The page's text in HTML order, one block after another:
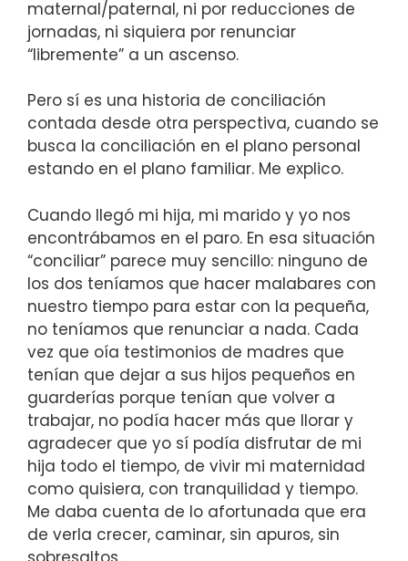
maternal/paternal, ni por reducciones de
jornadas, ni siquiera por renunciar
“libremente” a un ascenso.
Pero sí es una historia de conciliación
contada desde otra perspectiva, cuando se
busca la conciliación en el plano personal
estando en el plano familiar. Me explico.
Cuando llegó mi hija, mi marido y yo nos
encontrábamos en el paro. En esa situación
“conciliar” parece muy sencillo: ninguno de
los dos teníamos que hacer malabares con
nuestro tiempo para estar con la pequeña,
no teníamos que renunciar a nada. Cada
vez que oía testimonios de madres que
tenían que dejar a sus hijos pequeños en
guarderías porque tenían que volver a
trabajar, no podía hacer más que llorar y
agradecer que yo sí podía disfrutar de mi
hija todo el tiempo, de vivir mi maternidad
como quisiera, con tranquilidad y tiempo.
Me daba cuenta de lo afortunada que era
de verla crecer, caminar, sin apuros, sin